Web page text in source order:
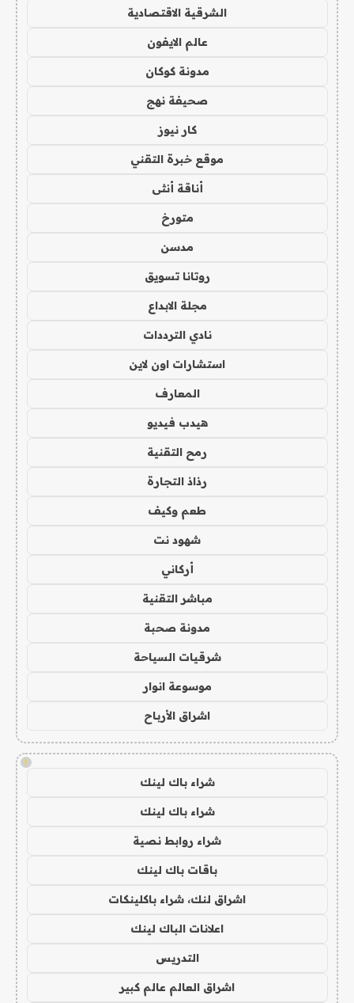
الشرقية الاقتصادية
عالم الايفون
مدونة كوكان
صحيفة نهج
كار نيوز
موقع خبرة التقني
أناقة أنثى
متورخ
مدسن
روتانا تسويق
مجلة الابداع
نادي الترددات
استشارات اون لاين
المعارف
هيدب فيديو
رمح التقنية
رذاذ التجارة
طعم وكيف
شهود نت
أركاني
مباشر التقنية
مدونة صحبة
شرقيات السياحة
موسوعة انوار
اشراق الأرباح
!
شراء باك لينك
شراء باك لينك
شراء روابط نصية
باقات باك لينك
اشراق لنك، شراء باكلينكات
اعلانات الباك لينك
التدريس
اشراق العالم عالم كبير